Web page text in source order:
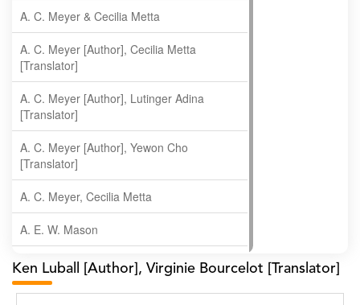
A. C. Meyer & Cecilia Metta
A. C. Meyer [Author], Cecilia Metta
[Translator]
A. C. Meyer [Author], Lutinger Adina
[Translator]
A. C. Meyer [Author], Yewon Cho
[Translator]
A. C. Meyer, Cecilia Metta
A. E. W. Mason
A. Gopala Krishna
A. Krishnamachari
Ken Luball [Author], Virginie Bourcelot [Translator]